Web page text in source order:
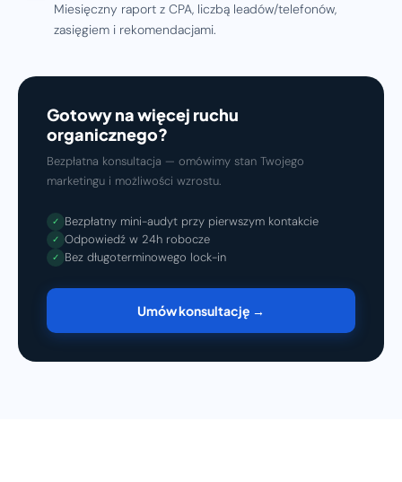
Miesięczny raport z CPA, liczbą leadów/telefonów,
zasięgiem i rekomendacjami.
Gotowy na więcej ruchu
organicznego?
Bezpłatna konsultacja — omówimy stan Twojego
marketingu i możliwości wzrostu.
✓ Bezpłatny mini-audyt przy pierwszym kontakcie
✓ Odpowiedź w 24h robocze
✓ Bez długoterminowego lock-in
Umów konsultację →